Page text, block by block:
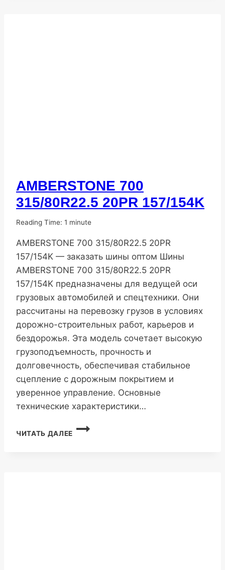
ПОПУЛЯРНЫЕ
ШИНЫ
AMBERSTONE 700
315/80R22.5 20PR 157/154K
От
10.11.2025
Reading Time: 1 minute
AMBERSTONE 700 315/80R22.5 20PR
157/154K — заказать шины оптом Шины
AMBERSTONE 700 315/80R22.5 20PR
157/154K предназначены для ведущей оси
грузовых автомобилей и спецтехники. Они
рассчитаны на перевозку грузов в условиях
дорожно-строительных работ, карьеров и
бездорожья. Эта модель сочетает высокую
грузоподъемность, прочность и
долговечность, обеспечивая стабильное
сцепление с дорожным покрытием и
уверенное управление. Основные
технические характеристики…
ЧИТАТЬ ДАЛЕЕ
AMBERSTONE